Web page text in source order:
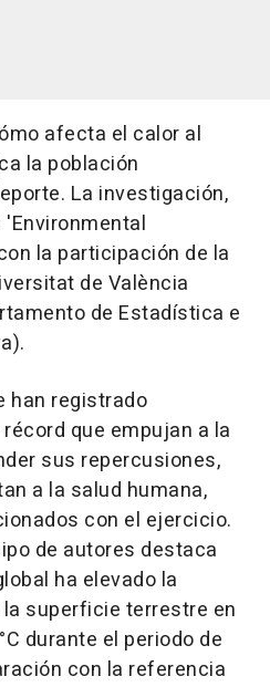
afecta el calor al
la población
La investigación,
la participación de la
de València
de Estadística e
han registrado
que empujan a la
sus repercusiones,
a la salud humana,
con el ejercicio.
de autores destaca
ha elevado la
superficie terrestre en
durante el periodo de
con la referencia